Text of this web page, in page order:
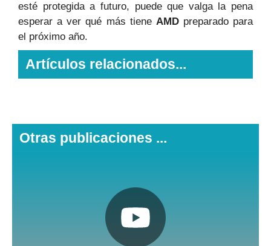
esté protegida a futuro, puede que valga la pena
esperar a ver qué más tiene AMDpreparado para
el próximo año.
Artículos relacionados...
Otras publicaciones ...
Pulsa aquí